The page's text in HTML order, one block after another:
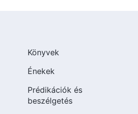
Könyvek
Énekek
Prédikációk és
beszélgetés